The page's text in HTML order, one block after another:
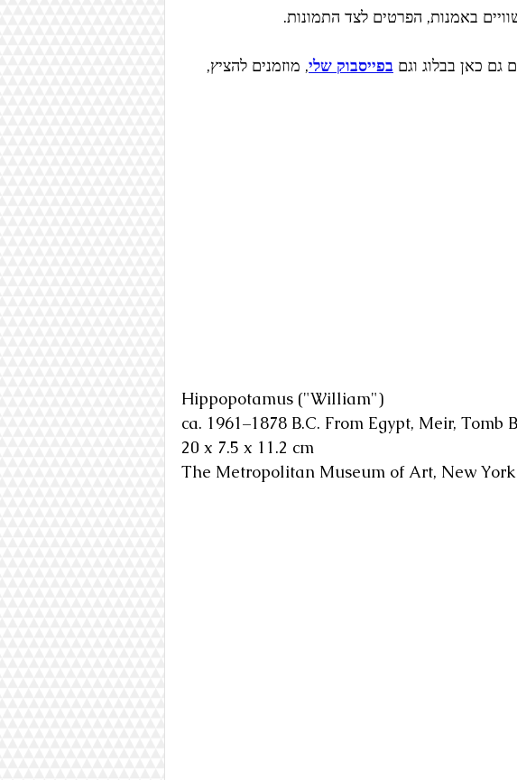
באמנות, הפרטים לצד התמונות.
גם כאן בבלוג וגם בפייסבוק שלי, מוזמנים להציץ,
Hippopotamus ("William")
ca. 1961–1878 B.C. From Egypt, Meir, Tomb
20 x 7.5 x 11.2 cm
The Metropolitan Museum of Art, New